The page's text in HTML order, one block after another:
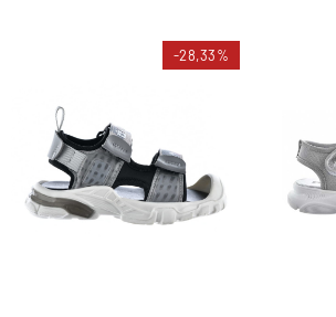
-28,33%